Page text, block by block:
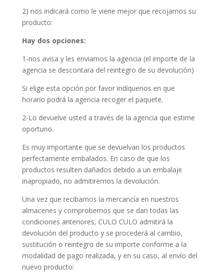
2) nos indicará como le viene mejor que recojamos su
producto:
Hay dos opciones:
1-nos avisa y les enviamos la agencia (el importe de la
agencia se descontara del reintegro de su devolución)
Si elige esta opción por favor indíquenos en que
horario podrá la agencia recoger el paquete.
2-Lo devuelve usted a través de la agencia que estime
oportuno.
Es muy importante que se devuelvan los productos
perfectamente embalados. En caso de que los
productos resulten dañados debido a un embalaje
inapropiado, no admitiremos la devolución.
Una vez que recibamos la mercancía en nuestros
almacenes y comprobemos que se dan todas las
condiciones anteriores, CULO CULO admitirá la
devolución del producto y se procederá al cambio,
sustitución o reintegro de su importe conforme a la
modalidad de pago realizada, y en su caso, al envío del
nuevo producto: